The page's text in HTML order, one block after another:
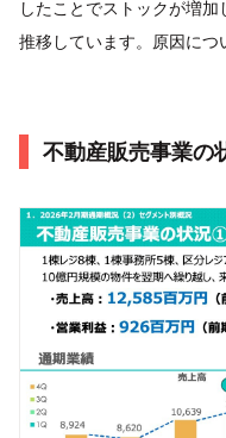
したことでストックが増
推移しています。原因につ
不動産販売事業